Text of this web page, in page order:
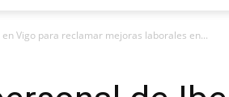
Vigo para reclamar mejoras laborales en...